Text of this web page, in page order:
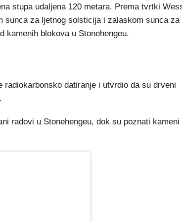
stupa udaljena 120 metara. Prema tvrtki
sunca za ljetnog solsticija i zalaskom sunca za
kamenih blokova u Stonehengeu.
datiranje i utvrdio da su drveni
radovi u Stonehengeu, dok su poznati kameni